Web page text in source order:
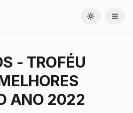
Toggle theme
- TROFÉU
ANO 2022